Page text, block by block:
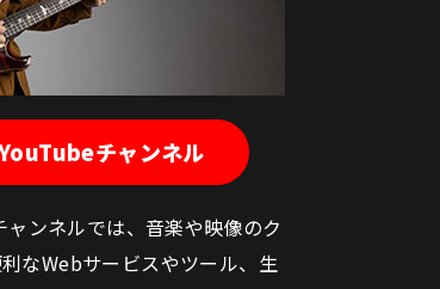
チャンネル
ンネルでは、音楽や映像のク
なWebサービスやツール、生